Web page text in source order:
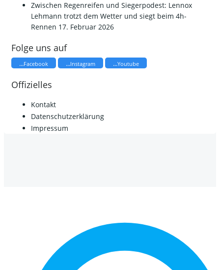
​Zwischen Regenreifen und Siegerpodest: Lennox
Lehmann trotzt dem Wetter und siegt beim 4h-
Rennen 17. Februar 2026
Folge uns auf
...Facebook ...Instagram ...Youtube
Offizielles
Kontakt
Datenschutzerklärung
Impressum